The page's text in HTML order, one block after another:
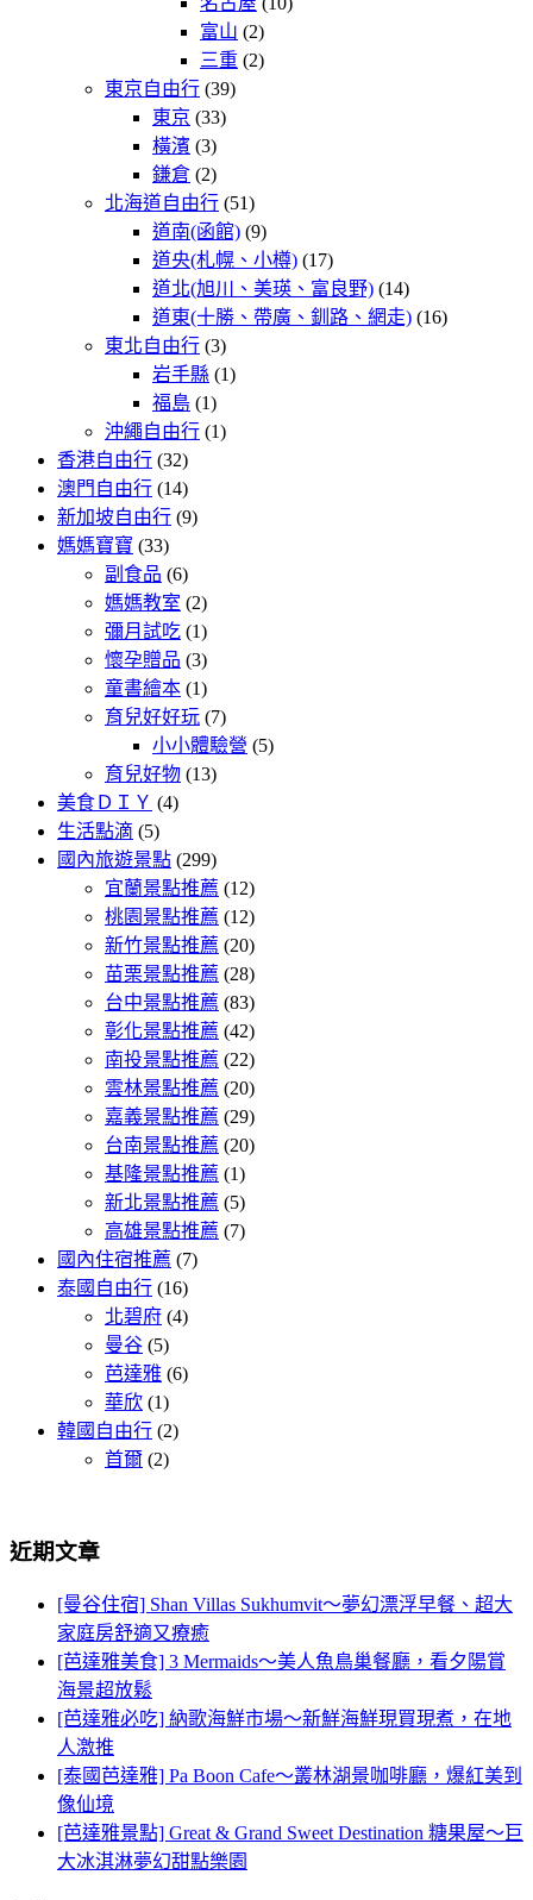
富山 (2)
三重 (2)
東京自由行 (39)
東京 (33)
橫濱 (3)
鎌倉 (2)
北海道自由行 (51)
道南(函館) (9)
道央(札幌、小樽) (17)
道北(旭川、美瑛、富良野) (14)
道東(十勝、帶廣、釧路、網走) (16)
東北自由行 (3)
岩手縣 (1)
福島 (1)
沖繩自由行 (1)
香港自由行 (32)
澳門自由行 (14)
新加坡自由行 (9)
媽媽寶寶 (33)
副食品 (6)
媽媽教室 (2)
彌月試吃 (1)
懷孕贈品 (3)
童書繪本 (1)
育兒好好玩 (7)
小小體驗營 (5)
育兒好物 (13)
美食ＤＩＹ (4)
生活點滴 (5)
國內旅遊景點 (299)
宜蘭景點推薦 (12)
桃園景點推薦 (12)
新竹景點推薦 (20)
苗栗景點推薦 (28)
台中景點推薦 (83)
彰化景點推薦 (42)
南投景點推薦 (22)
雲林景點推薦 (20)
嘉義景點推薦 (29)
台南景點推薦 (20)
基隆景點推薦 (1)
新北景點推薦 (5)
高雄景點推薦 (7)
國內住宿推薦 (7)
泰國自由行 (16)
北碧府 (4)
曼谷 (5)
芭達雅 (6)
華欣 (1)
韓國自由行 (2)
首爾 (2)
近期文章
[曼谷住宿] Shan Villas Sukhumvit～夢幻漂浮早餐、超大
家庭房舒適又療癒
[芭達雅美食] 3 Mermaids～美人魚鳥巢餐廳，看夕陽賞
海景超放鬆
[芭達雅必吃] 納歌海鮮市場～新鮮海鮮現買現煮，在地
人激推
[泰國芭達雅] Pa Boon Cafe～叢林湖景咖啡廳，爆紅美到
像仙境
[芭達雅景點] Great & Grand Sweet Destination 糖果屋～巨
大冰淇淋夢幻甜點樂園